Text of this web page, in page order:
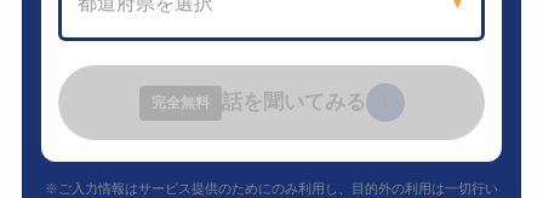
完全無料 話を聞いてみる
※ご入力情報はサービス提供のためにのみ利用し、目的外の利用は一切行い